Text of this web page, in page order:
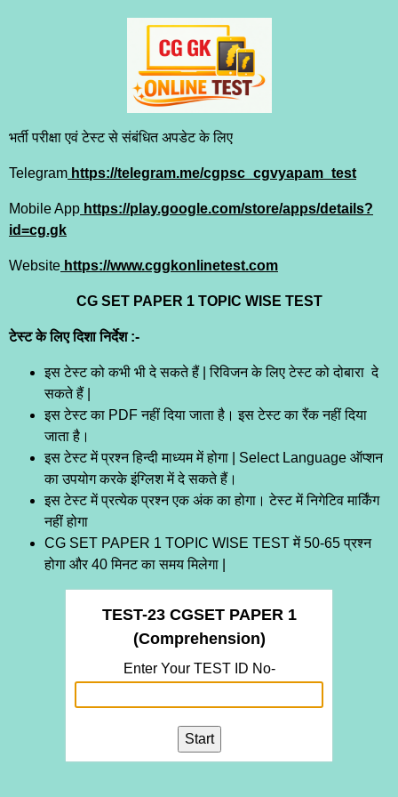
भर्ती परीक्षा एवं टेस्ट से संबंधित अपडेट के लिए
Telegram https://telegram.me/cgpsc_cgvyapam_test
Mobile App https://play.google.com/store/apps/details?
id=cg.gk
Website https://www.cggkonlinetest.com
CG SET PAPER 1 TOPIC WISE TEST
टेस्ट के लिए दिशा निर्देश :-
इस टेस्ट को कभी भी दे सकते हैं | रिविजन के लिए टेस्ट को दोबारा दे
सकते हैं |
इस टेस्ट का PDF नहीं दिया जाता है। इस टेस्ट का रैंक नहीं दिया
जाता है।
इस टेस्ट में प्रश्न हिन्दी माध्यम में होगा | Select Language ऑप्शन
का उपयोग करके इंग्लिश में दे सकते हैं।
इस टेस्ट में प्रत्येक प्रश्न एक अंक का होगा। टेस्ट में निगेटिव मार्किंग
नहीं होगा
CG SET PAPER 1 TOPIC WISE TEST में 50-65 प्रश्न
होगा और 40 मिनट का समय मिलेगा |
TEST-23 CGSET PAPER 1
(Comprehension)
Enter Your TEST ID No-